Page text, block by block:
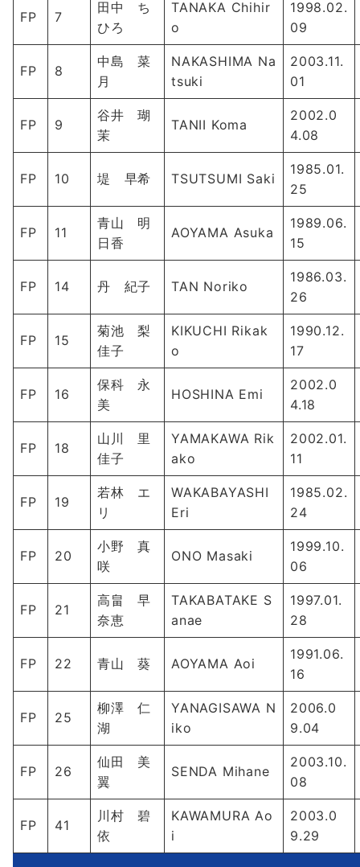
FP 7
田中 ち
ひろ
TANAKA Chihir
o
1998.02.
09
FP 8
中島 菜
月
NAKASHIMA Na
tsuki
2003.11.
01
FP 9
谷井 瑚
茉
TANII Koma
2002.0
4.08
FP 10 堤 早希 TSUTSUMI Saki
1985.01.
25
FP 11
青山 明
日香
AOYAMA Asuka
1989.06.
15
FP 14 丹 紀子 TAN Noriko
1986.03.
26
FP 15
菊池 梨
佳子
KIKUCHI Rikak
o
1990.12.
17
FP 16
保科 永
美
HOSHINA Emi
2002.0
4.18
FP 18
山川 里
佳子
YAMAKAWA Rik
ako
2002.01.
11
FP 19
若林 エ
リ
WAKABAYASHI
Eri
1985.02.
24
FP 20
小野 真
咲
ONO Masaki
1999.10.
06
FP 21
高畠 早
奈恵
TAKABATAKE S
anae
1997.01.
28
FP 22 青山 葵 AOYAMA Aoi
1991.06.
16
FP 25
柳澤 仁
湖
YANAGISAWA N
iko
2006.0
9.04
FP 26
仙田 美
翼
SENDA Mihane
2003.10.
08
FP 41
川村 碧
依
KAWAMURA Ao
i
2003.0
9.29